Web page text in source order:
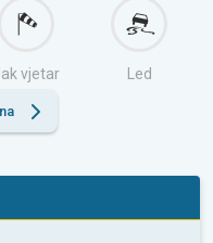
vjetar Led